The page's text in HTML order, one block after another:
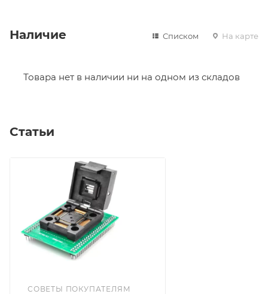
Наличие Списком На карте
Товара нет в наличии ни на одном из складов
Статьи
СОВЕТЫ ПОКУПАТЕЛЯМ